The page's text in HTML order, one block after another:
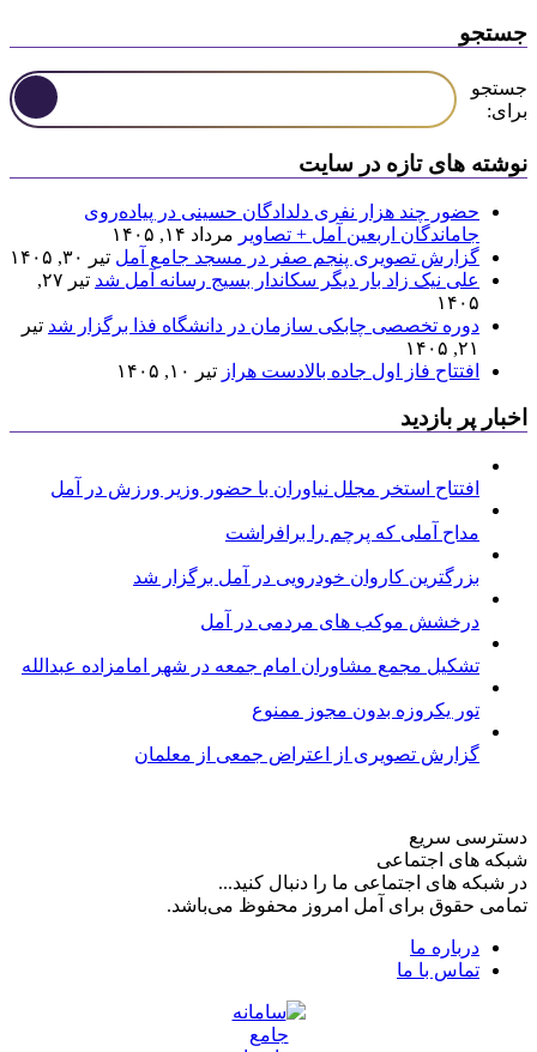
جستجو
جستجو
برای:
نوشته های تازه در سایت
حضور چند هزار نفری دلدادگان حسینی در پیاده‌روی
جاماندگان اربعین آمل + تصاویر مرداد ۱۴, ۱۴۰۵
گزارش تصویری پنجم صفر در مسجد جامع آمل تیر ۳۰, ۱۴۰۵
علی نیک زاد بار دیگر سکاندار بسیج رسانه آمل شد
تیر ۲۷,
۱۴۰۵
دوره تخصصی چابکی سازمان در دانشگاه فذا برگزار شد تیر
۲۱, ۱۴۰۵
افتتاح فاز اول جاده بالادست هراز تیر ۱۰, ۱۴۰۵
اخبار پر بازدید
افتتاح استخر مجلل نیاوران با حضور وزیر ورزش در آمل
مداح آملی که پرچم را برافراشت
بزرگترین کاروان خودرویی در آمل برگزار شد
درخشش موکب های مردمی در آمل
تشکیل مجمع مشاوران امام جمعه در شهر امامزاده عبدالله
تور یکروزه بدون مجوز ممنوع
گزارش تصویری از اعتراض جمعی از معلمان
دسترسی سریع
شبکه های اجتماعی
در شبکه های اجتماعی ما را دنبال کنید...
تمامی حقوق برای آمل امروز محفوظ می‌باشد.
درباره ما
تماس با ما